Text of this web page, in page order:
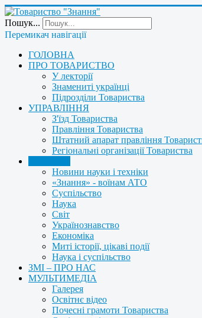
Пошук...
Перемикач навігації
ГОЛОВНА
ПРО ТОВАРИСТВО
У лекторії
Знамениті українці
Підрозділи Товариства
УПРАВЛІННЯ
З'їзд Товариства
Правління Товариства
Штатний апарат правління
Регіональні організації Товариства
Новини науки і техніки
«Знання» - воїнам АТО
Суспільство
Наука
Світ
Українознавство
Економіка
Миті історії, цікаві події
Наука і суспільство
ЗМІ – ПРО НАС
МУЛЬТИМЕДІА
Галерея
Освітнє відео
Почесні грамоти Товариства